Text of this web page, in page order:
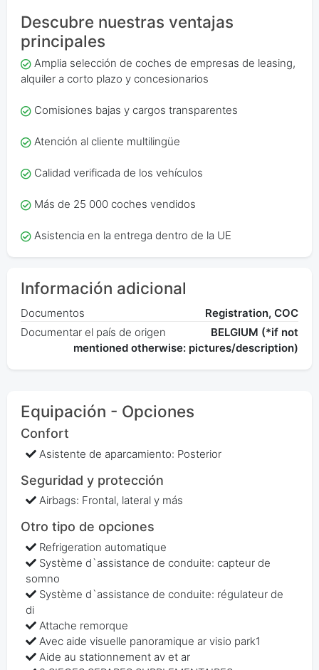
Descubre nuestras ventajas
principales
Amplia selección de coches de empresas de leasing,
alquiler a corto plazo y concesionarios
Comisiones bajas y cargos transparentes
Atención al cliente multilingüe
Calidad verificada de los vehículos
Más de 25 000 coches vendidos
Asistencia en la entrega dentro de la UE
Información adicional
Documentos
Registration, COC
Documentar el país de origen
BELGIUM (*if not
mentioned otherwise: pictures/description)
Equipación - Opciones
Confort
Asistente de aparcamiento: Posterior
Seguridad y protección
Airbags: Frontal, lateral y más
Otro tipo de opciones
Refrigeration automatique
Système d`assistance de conduite: capteur de
somno
Système d`assistance de conduite: régulateur de
di
Attache remorque
Avec aide visuelle panoramique ar visio park1
Aide au stationnement av et ar